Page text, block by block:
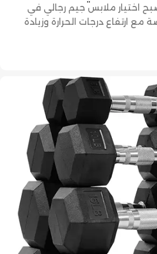
اختيار ملابس جيم رجالي في
مع ارتفاع درجات الحرارة وزيادة